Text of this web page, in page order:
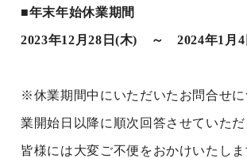
■年末年始休業期間
2023年12月28日(木) ～ 2024年1月4
※休業期間中にいただいたお問合せ
業開始日以降に順次回答させていただ
皆様には大変ご不便をおかけいたし